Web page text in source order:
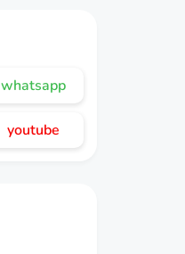
whatsapp
youtube